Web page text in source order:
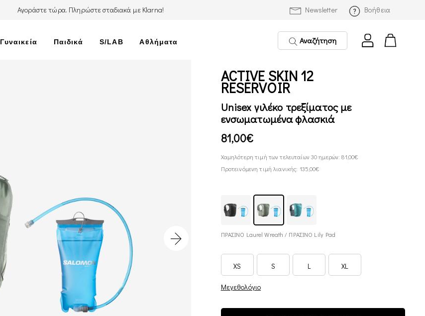
Newsletter Βοήθεια
Αγοράστε τώρα. Πληρώστε σταδιακά με Klarna!
Γυναικεία Παιδικά S/LAB Αθλήματα Αναζήτηση
ACTIVE SKIN 12
RESERVOIR
Unisex γιλέκο τρεξίματος με
ενσωματωμένα φλασκιά
81,00€
Χαμηλότερη τιμή των τελευταίων 30 ημερών: 81,00€
Προτεινόμενη τιμή λιανικής: 135,00€
ΠΡΑΣΙΝΟ Laurel Wreath / ΠΡΑΣΙΝΟ Lily Pad
XS S L XL
Μεγεθολόγιο